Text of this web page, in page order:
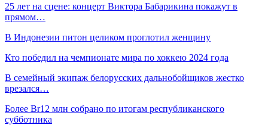
25 лет на сцене: концерт Виктора Бабарикина покажут в
прямом…
В Индонезии питон целиком проглотил женщину
Кто победил на чемпионате мира по хоккею 2024 года
В семейный экипаж белорусских дальнобойщиков жестко
врезался…
Более Br12 млн собрано по итогам республиканского
субботника